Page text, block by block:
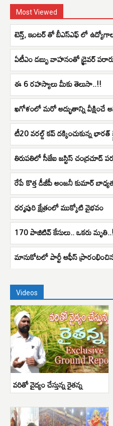
Most Viewed
టెన్త్, ఇంటర్ తో బీఎస్ఎఫ్ లో
ఏటీఎం డబ్బు వాహనంతో డ్రైవర్‌
ఈ 6 రహస్యాలు మీకు తెలుసా..!!
ఖగోళంలో మరో అద్భుతాన్ని వీక్షించే
టీ20 వరల్డ్ కప్ దక్కించుకున్న భారత్
తిరుపతిలో సీజేఐ జస్టిస్ చంద్రచూడ్
రేపే కొత్త డీజీపీ అంజనీ కుమార్
ధర్మపురి క్షేత్రంలో ముక్కోటి వైభవం
170 పాజిటివ్ కేసులు.. ఒకరు
మానుకోటలో పార్టీ ఆఫీస్
Videos
వరితో వైద్యం చేస్తున్న రైతన్న